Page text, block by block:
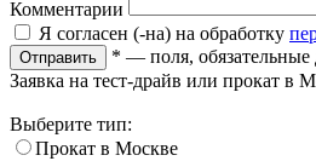
Комментарии
Я согласен (-на) на обработку
Отправить * — поля, обязательные
Заявка на тест-драйв или прокат в
Выберите тип:
Прокат в Москве